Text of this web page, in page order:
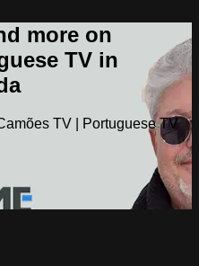
more on
TV in
TV | Portuguese TV